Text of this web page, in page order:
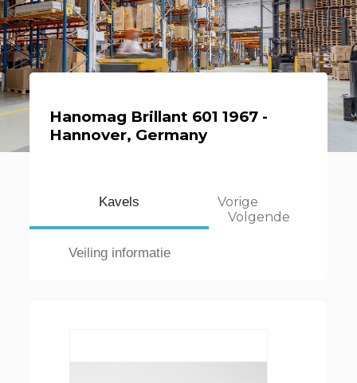
Hanomag Brillant 601 1967 -
Hannover, Germany
Kavels
Veiling informatie
Vorige
Volgende